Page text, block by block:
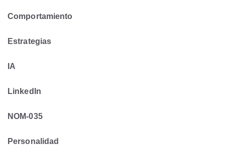
Comportamiento
Estrategias
IA
LinkedIn
NOM-035
Personalidad